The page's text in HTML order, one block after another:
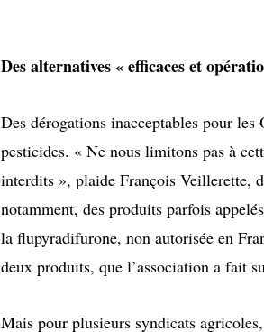
Des alternatives « efficaces et
Des dérogations inacceptables pour
pesticides. « Ne nous limitons pas à
interdits », plaide François Veillerette,
notamment, des produits parfois
la flupyradifurone, non autorisée en
deux produits, que l’association a fait
Mais pour plusieurs syndicats